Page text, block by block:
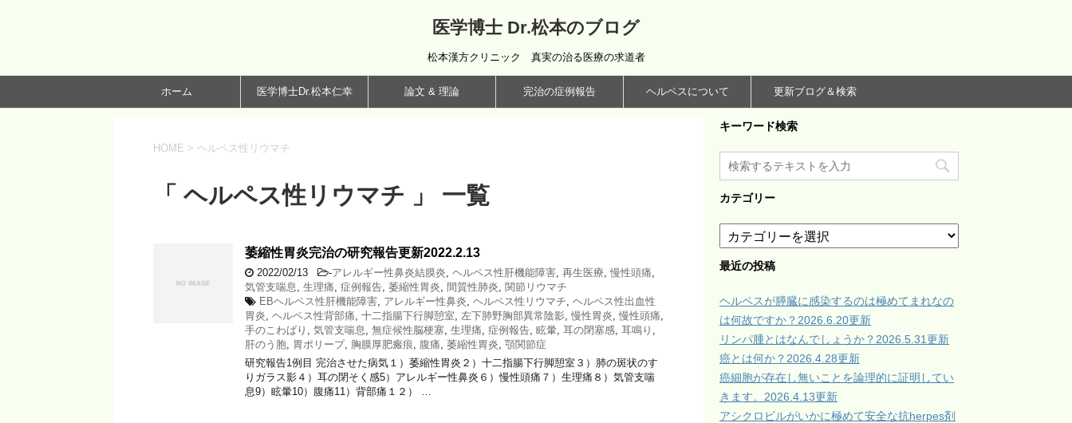
医学博士 Dr.松本のブログ
松本漢方クリニック 真実の治る医療の求道者
ホーム 医学博士Dr.松本仁幸 論文 & 理論 完治の症例報告 ヘルペスについて 更新ブログ＆検索
HOME > ヘルペス性リウマチ
「 ヘルペス性リウマチ 」 一覧
萎縮性胃炎完治の研究報告更新2022.2.13
2022/02/13 -アレルギー性鼻炎結膜炎, ヘルペス性肝機能障害, 再生医療, 慢性頭痛,
気管支喘息, 生理痛, 症例報告, 萎縮性胃炎, 間質性肺炎, 関節リウマチ
EBヘルペス性肝機能障害, アレルギー性鼻炎, ヘルペス性リウマチ, ヘルペス性出血性
胃炎, ヘルペス性背部痛, 十二指腸下行脚憩室, 左下肺野胸部異常陰影, 慢性胃炎, 慢性頭痛,
手のこわばり , 気管支喘息, 無症候性脳梗塞, 生理痛, 症例報告, 眩暈, 耳の閉塞感, 耳鳴り ,
肝のう胞, 胃ポリープ, 胸膜厚肥瘢痕, 腹痛, 萎縮性胃炎, 顎関節症
研究報告1例目 完治させた病気１）萎縮性胃炎２）十二指腸下行脚憩室３）肺の斑状のす
りガラス影４）耳の閉そく感5）アレルギー性鼻炎６）慢性頭痛７）生理痛８）気管支喘
息9）眩暈10）腹痛11）背部痛１２） …
キーワード検索
カテゴリー
テ
ゴ
ー
最近の投稿
ヘルペスが膵臓に感染するのは極めてまれなの
は何故ですか？2026.6.20更新
リンパ腫とはなんでしょうか？2026.5.31更新
癌とは何か？2026.4.28更新
癌細胞が存在し無いことを論理的に証明してい
きます。2026.4.13更新
アシクロビルがいかに極めて安全な抗herpes剤